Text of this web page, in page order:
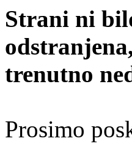
Strani ni
trenutno
Prosimo